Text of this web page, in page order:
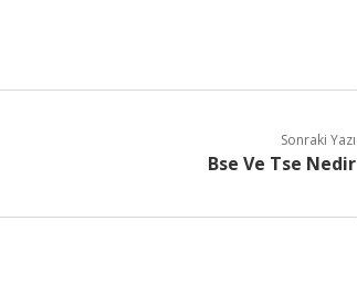
Sonraki Yazı
Bse Ve Tse Nedir